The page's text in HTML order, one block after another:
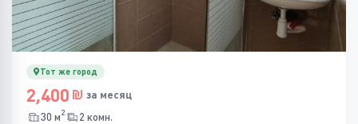
Тот же город
2,400
за месяц
30 м2 2 комн.